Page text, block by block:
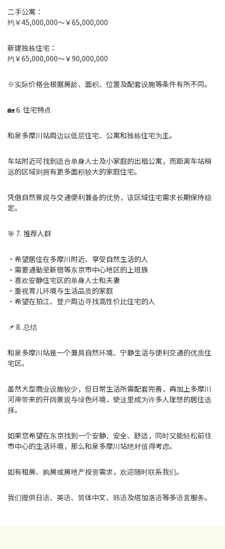
二手公寓：
约￥45,000,000～￥65,000,000
新建独栋住宅：
约￥65,000,000～￥90,000,000
※实际价格会根据房龄、面积、位置及配套设施等条件有所不同。
🏡 6. 住宅特点
和泉多摩川站周边以低层住宅、公寓和独栋住宅为主。
车站附近可找到适合单身人士及小家庭的出租公寓，而距离车站稍
远的区域则拥有更多面积较大的家庭住宅。
凭借自然景观与交通便利兼备的优势，该区域住宅需求长期保持稳
定。
🎯 7. 推荐人群
・希望居住在多摩川附近、享受自然生活的人
・需要通勤至新宿等东京市中心地区的上班族
・喜欢安静住宅区的单身人士和夫妻
・重视育儿环境与生活品质的家庭
・希望在狛江、登户周边寻找高性价比住宅的人
📌 8. 总结
和泉多摩川站是一个兼具自然环境、宁静生活与便利交通的优质住
宅区。
虽然大型商业设施较少，但日常生活所需配套完善，再加上多摩川
河岸带来的开阔景观与绿色环境，使这里成为许多人理想的居住选
择。
如果您希望在东京找到一个安静、安全、舒适，同时又能轻松前往
市中心的生活环境，那么和泉多摩川站绝对值得考虑。
如有租房、购房或房地产投资需求，欢迎随时联系我们。
我们提供日语、英语、简体中文、韩语及塔加洛语等多语言服务。